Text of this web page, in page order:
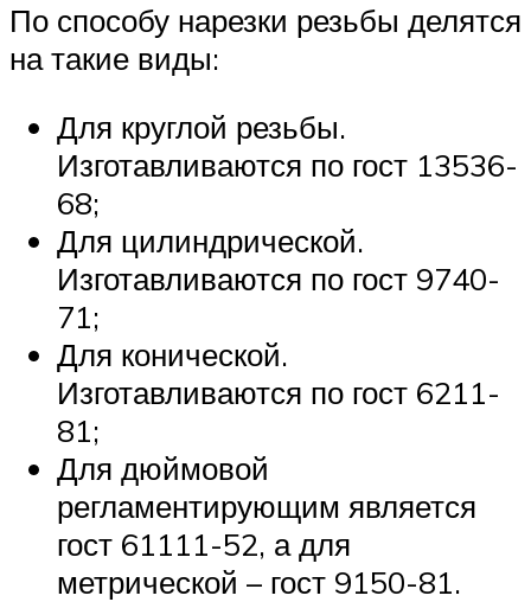
По способу нарезки резьбы делятся
на такие виды:
Для круглой резьбы.
Изготавливаются по гост 13536-
68;
Для цилиндрической.
Изготавливаются по гост 9740-
71;
Для конической.
Изготавливаются по гост 6211-
81;
Для дюймовой
регламентирующим является
гост 61111-52, а для
метрической – гост 9150-81.